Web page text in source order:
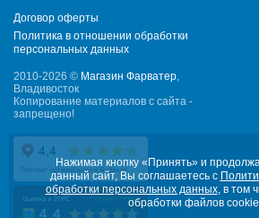
Договор оферты
Политика в отношении обработки
персональных данных
2010-2026 © Магазин Фарватер,
Владивосток
Копирование материалов с сайта -
запрещено!
Нажимая кнопку «Принять» и
данный сайт, Вы соглашаетесь с
обработки персональных данных, в том
обработки файлов